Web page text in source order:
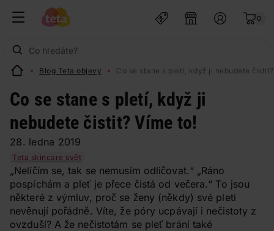
0
Blog Teta objevy Co se stane s pletí, když ji nebudete
Co se stane s pletí, když ji
nebudete čistit? Víme to!
28. ledna 2019
Teta skincare svět
„Nelíčím se, tak se nemusím odličovat.“ „Ráno
pospíchám a pleť je přece čistá od večera.“ To jsou
některé z výmluv, proč se ženy (někdy) své pleti
nevěnují pořádně. Víte, že póry ucpávají i nečistoty z
ovzduší? A že nečistotám se pleť brání také